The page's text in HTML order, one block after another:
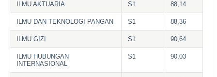
ILMU AKTUARIA S1 88,14
ILMU DAN TEKNOLOGI PANGAN S1 88,36
ILMU GIZI S1 90,64
ILMU HUBUNGAN
INTERNASIONAL
S1 90,03